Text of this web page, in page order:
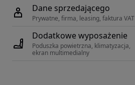
Dane sprzedającego
Prywatne, firma, leasing, faktura VAT
Dodatkowe wyposażenie
Poduszka powietrzna, klimatyzacja,
ekran multimedialny